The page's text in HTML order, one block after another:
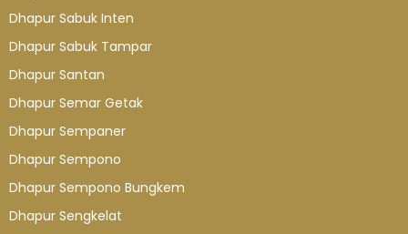
Dhapur Sabuk Inten
Dhapur Sabuk Tampar
Dhapur Santan
Dhapur Semar Getak
Dhapur Sempaner
Dhapur Sempono
Dhapur Sempono Bungkem
Dhapur Sengkelat